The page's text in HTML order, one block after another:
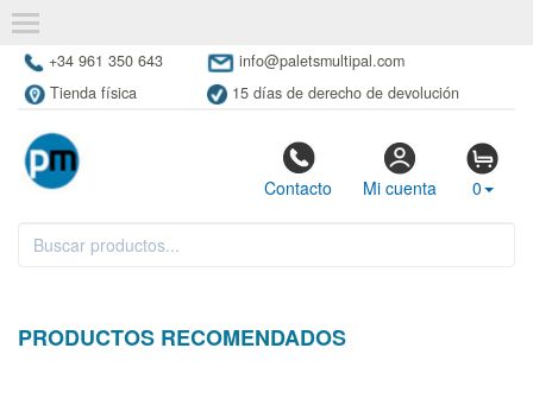
+34 961 350 643
info@paletsmultipal.com
Tienda física
15 días de derecho de devolución
Contacto Mi cuenta 0
PRODUCTOS RECOMENDADOS